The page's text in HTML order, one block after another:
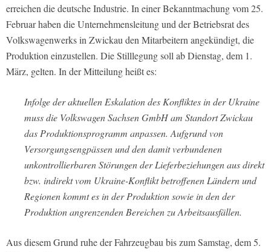
erreichen die deutsche Industrie. In einer Bekanntmachung vom 25.
Februar haben die Unternehmensleitung und der Betriebsrat des
Volkswagenwerks in Zwickau den Mitarbeitern angekündigt, die
Produktion einzustellen. Die Stilllegung soll ab Dienstag, dem 1.
März, gelten. In der Mitteilung heißt es:
Infolge der aktuellen Eskalation des Konfliktes in der Ukraine
muss die Volkswagen Sachsen GmbH am Standort Zwickau
das Produktionsprogramm anpassen. Aufgrund von
Versorgungsengpässen und den damit verbundenen
unkontrollierbaren Störungen der Lieferbeziehungen aus direkt
bzw. indirekt vom Ukraine-Konflikt betroffenen Ländern und
Regionen kommt es in der Produktion sowie in den der
Produktion angrenzenden Bereichen zu Arbeitsausfällen.
Aus diesem Grund ruhe der Fahrzeugbau bis zum Samstag, dem 5.